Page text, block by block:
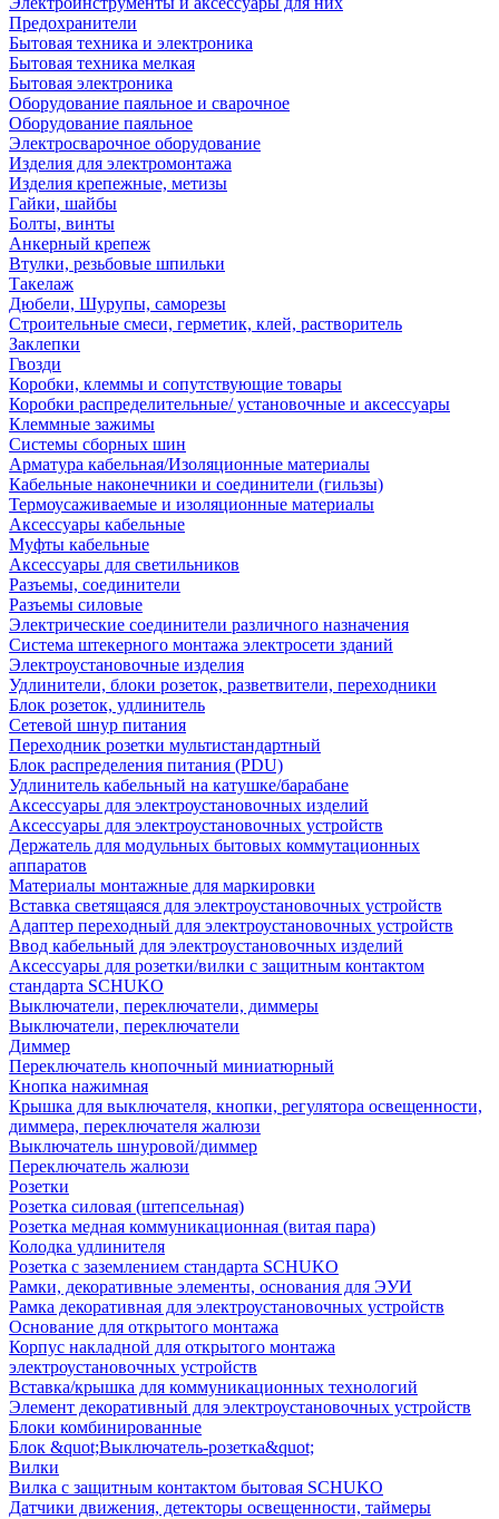
Предохранители
Бытовая техника и электроника
Бытовая техника мелкая
Бытовая электроника
Оборудование паяльное и сварочное
Оборудование паяльное
Электросварочное оборудование
Изделия для электромонтажа
Изделия крепежные, метизы
Гайки, шайбы
Болты, винты
Анкерный крепеж
Втулки, резьбовые шпильки
Такелаж
Дюбели, Шурупы, саморезы
Строительные смеси, герметик, клей, растворитель
Заклепки
Гвозди
Коробки, клеммы и сопутствующие товары
Коробки распределительные/ установочные и аксессуары
Клеммные зажимы
Системы сборных шин
Арматура кабельная/Изоляционные материалы
Кабельные наконечники и соединители (гильзы)
Термоусаживаемые и изоляционные материалы
Аксессуары кабельные
Муфты кабельные
Аксессуары для светильников
Разъемы, соединители
Разъемы силовые
Электрические соединители различного назначения
Система штекерного монтажа электросети зданий
Электроустановочные изделия
Удлинители, блоки розеток, разветвители, переходники
Блок розеток, удлинитель
Сетевой шнур питания
Переходник розетки мультистандартный
Блок распределения питания (PDU)
Удлинитель кабельный на катушке/барабане
Аксессуары для электроустановочных изделий
Аксессуары для электроустановочных устройств
Держатель для модульных бытовых коммутационных
аппаратов
Материалы монтажные для маркировки
Вставка светящаяся для электроустановочных устройств
Адаптер переходный для электроустановочных устройств
Ввод кабельный для электроустановочных изделий
Аксессуары для розетки/вилки с защитным контактом
стандарта SCHUKO
Выключатели, переключатели, диммеры
Выключатели, переключатели
Диммер
Переключатель кнопочный миниатюрный
Кнопка нажимная
Крышка для выключателя, кнопки, регулятора освещенности,
диммера, переключателя жалюзи
Выключатель шнуровой/диммер
Переключатель жалюзи
Розетки
Розетка силовая (штепсельная)
Розетка медная коммуникационная (витая пара)
Колодка удлинителя
Розетка с заземлением стандарта SCHUKO
Рамки, декоративные элементы, основания для ЭУИ
Рамка декоративная для электроустановочных устройств
Основание для открытого монтажа
Корпус накладной для открытого монтажа
электроустановочных устройств
Вставка/крышка для коммуникационных технологий
Элемент декоративный для электроустановочных устройств
Блоки комбинированные
Блок &quot;Выключатель-розетка&quot;
Вилки
Вилка с защитным контактом бытовая SCHUKO
Датчики движения, детекторы освещенности, таймеры